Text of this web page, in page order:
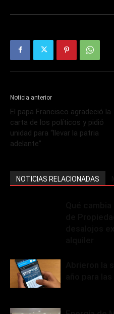
Noticia anterior
El papa Francisco agradeció la
carta de los políticos y pidió
unidad para “llevar la patria
adelante”
NOTICIAS RELACIONADAS